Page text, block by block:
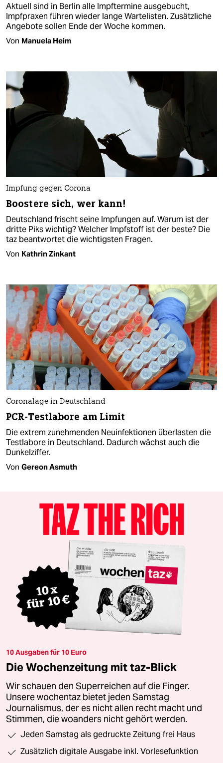
Aktuell sind in Berlin alle Impftermine ausgebucht,
Impfpraxen führen wieder lange Wartelisten. Zusätzliche
Angebote sollen Ende der Woche kommen.
Von Manuela Heim
Impfung gegen Corona
Boostere sich, wer kann!
Deutschland frischt seine Impfungen auf. Warum ist der
dritte Piks wichtig? Welcher Impfstoff ist der beste? Die
taz beantwortet die wichtigsten Fragen.
Von Kathrin Zinkant
Coronalage in Deutschland
PCR-Testlabore am Limit
Die extrem zunehmenden Neuinfektionen überlasten die
Testlabore in Deutschland. Dadurch wächst auch die
Dunkelziffer.
Von Gereon Asmuth
10 Ausgaben für 10 Euro
Die Wochenzeitung mit taz-Blick
Wir schauen den Superreichen auf die Finger.
Unsere wochentaz bietet jeden Samstag
Journalismus, der es nicht allen recht macht und
Stimmen, die woanders nicht gehört werden.
Jeden Samstag als gedruckte Zeitung frei Haus
Zusätzlich digitale Ausgabe inkl. Vorlesefunktion